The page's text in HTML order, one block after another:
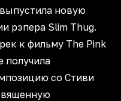
новую
рэпера Slim Thug.
к фильму The Pink
получила
со Стиви